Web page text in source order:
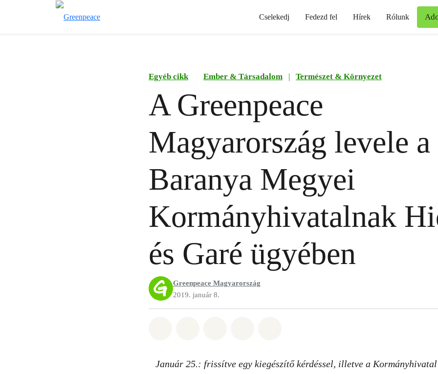
Cselekedj Fedezd fel Hírek Rólunk
Egyéb cikk Ember & Társadalom | Természet & Környezet
A Greenpeace
Magyarország levele a
Baranya Megyei
Kormányhivatalnak
és Garé ügyében
Greenpeace Magyarország
2019. január 8.
Január 25.: frissítve egy kiegészítő kérdéssel, illetve a